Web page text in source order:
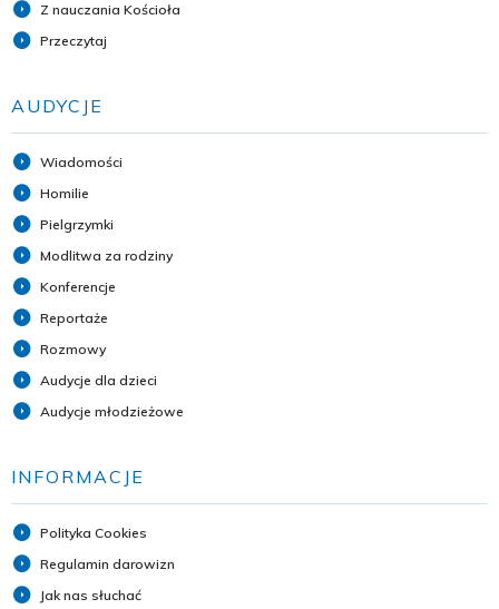
Z nauczania Kościoła
Przeczytaj
AUDYCJE
Wiadomości
Homilie
Pielgrzymki
Modlitwa za rodziny
Konferencje
Reportaże
Rozmowy
Audycje dla dzieci
Audycje młodzieżowe
INFORMACJE
Polityka Cookies
Regulamin darowizn
Jak nas słuchać